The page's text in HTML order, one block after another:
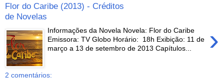
Flor do Caribe (2013) - Créditos
de Novelas
›
Informações da Novela Novela: Flor do Caribe
Emissora: TV Globo Horário: 18h Exibição: 11 de
março a 13 de setembro de 2013 Capítulos...
2 comentários: